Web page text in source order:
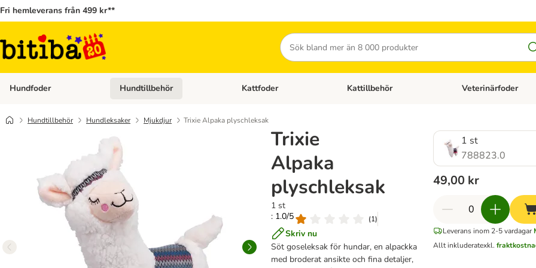
Fri hemleverans från 499 kr**
Sök
Hundfoder Open category menu: Hundfoder
Hundtillbehör Open category menu: Hundtillbehör
Kattfoder Open category menu: Kattfoder
Kattillbehör Open category menu:
Veterinärfoder
Hundtillbehör Hundleksaker Mjukdjur Trixie Alpaka plyschleksak
Trixie
Alpaka
plyschleksak
1 st
: 1.0/5
(1)
Skriv nu
Söt goseleksak för hundar, en alpackka
med broderat ansikte och fina detaljer,
1 st
788823.0
49,00 kr
Leverans inom 2-5 vardagar
Allt inkluderatexkl.